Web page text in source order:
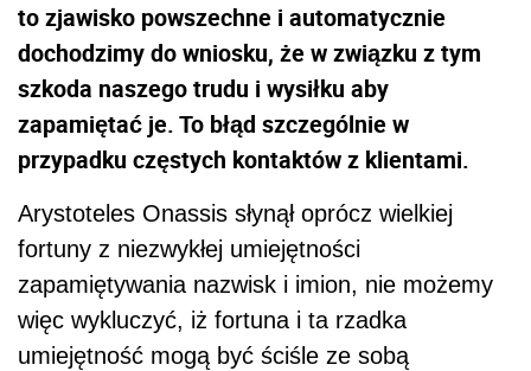
to zjawisko powszechne i automatycznie
dochodzimy do wniosku, że w związku z tym
szkoda naszego trudu i wysiłku aby
zapamiętać je. To błąd szczególnie w
przypadku częstych kontaktów z klientami.
Arystoteles Onassis słynął oprócz wielkiej
fortuny z niezwykłej umiejętności
zapamiętywania nazwisk i imion, nie możemy
więc wykluczyć, iż fortuna i ta rzadka
umiejętność mogą być ściśle ze sobą